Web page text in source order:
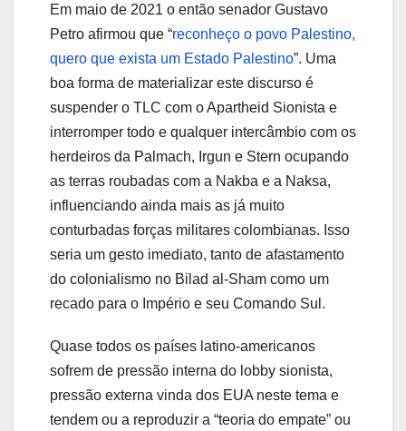
Em maio de 2021 o então senador Gustavo
Petro afirmou que “reconheço o povo Palestino,
quero que exista um Estado Palestino”. Uma
boa forma de materializar este discurso é
suspender o TLC com o Apartheid Sionista e
interromper todo e qualquer intercâmbio com os
herdeiros da Palmach, Irgun e Stern ocupando
as terras roubadas com a Nakba e a Naksa,
influenciando ainda mais as já muito
conturbadas forças militares colombianas. Isso
seria um gesto imediato, tanto de afastamento
do colonialismo no Bilad al-Sham como um
recado para o Império e seu Comando Sul.
Quase todos os países latino-americanos
sofrem de pressão interna do lobby sionista,
pressão externa vinda dos EUA neste tema e
tendem ou a reproduzir a “teoria do empate” ou